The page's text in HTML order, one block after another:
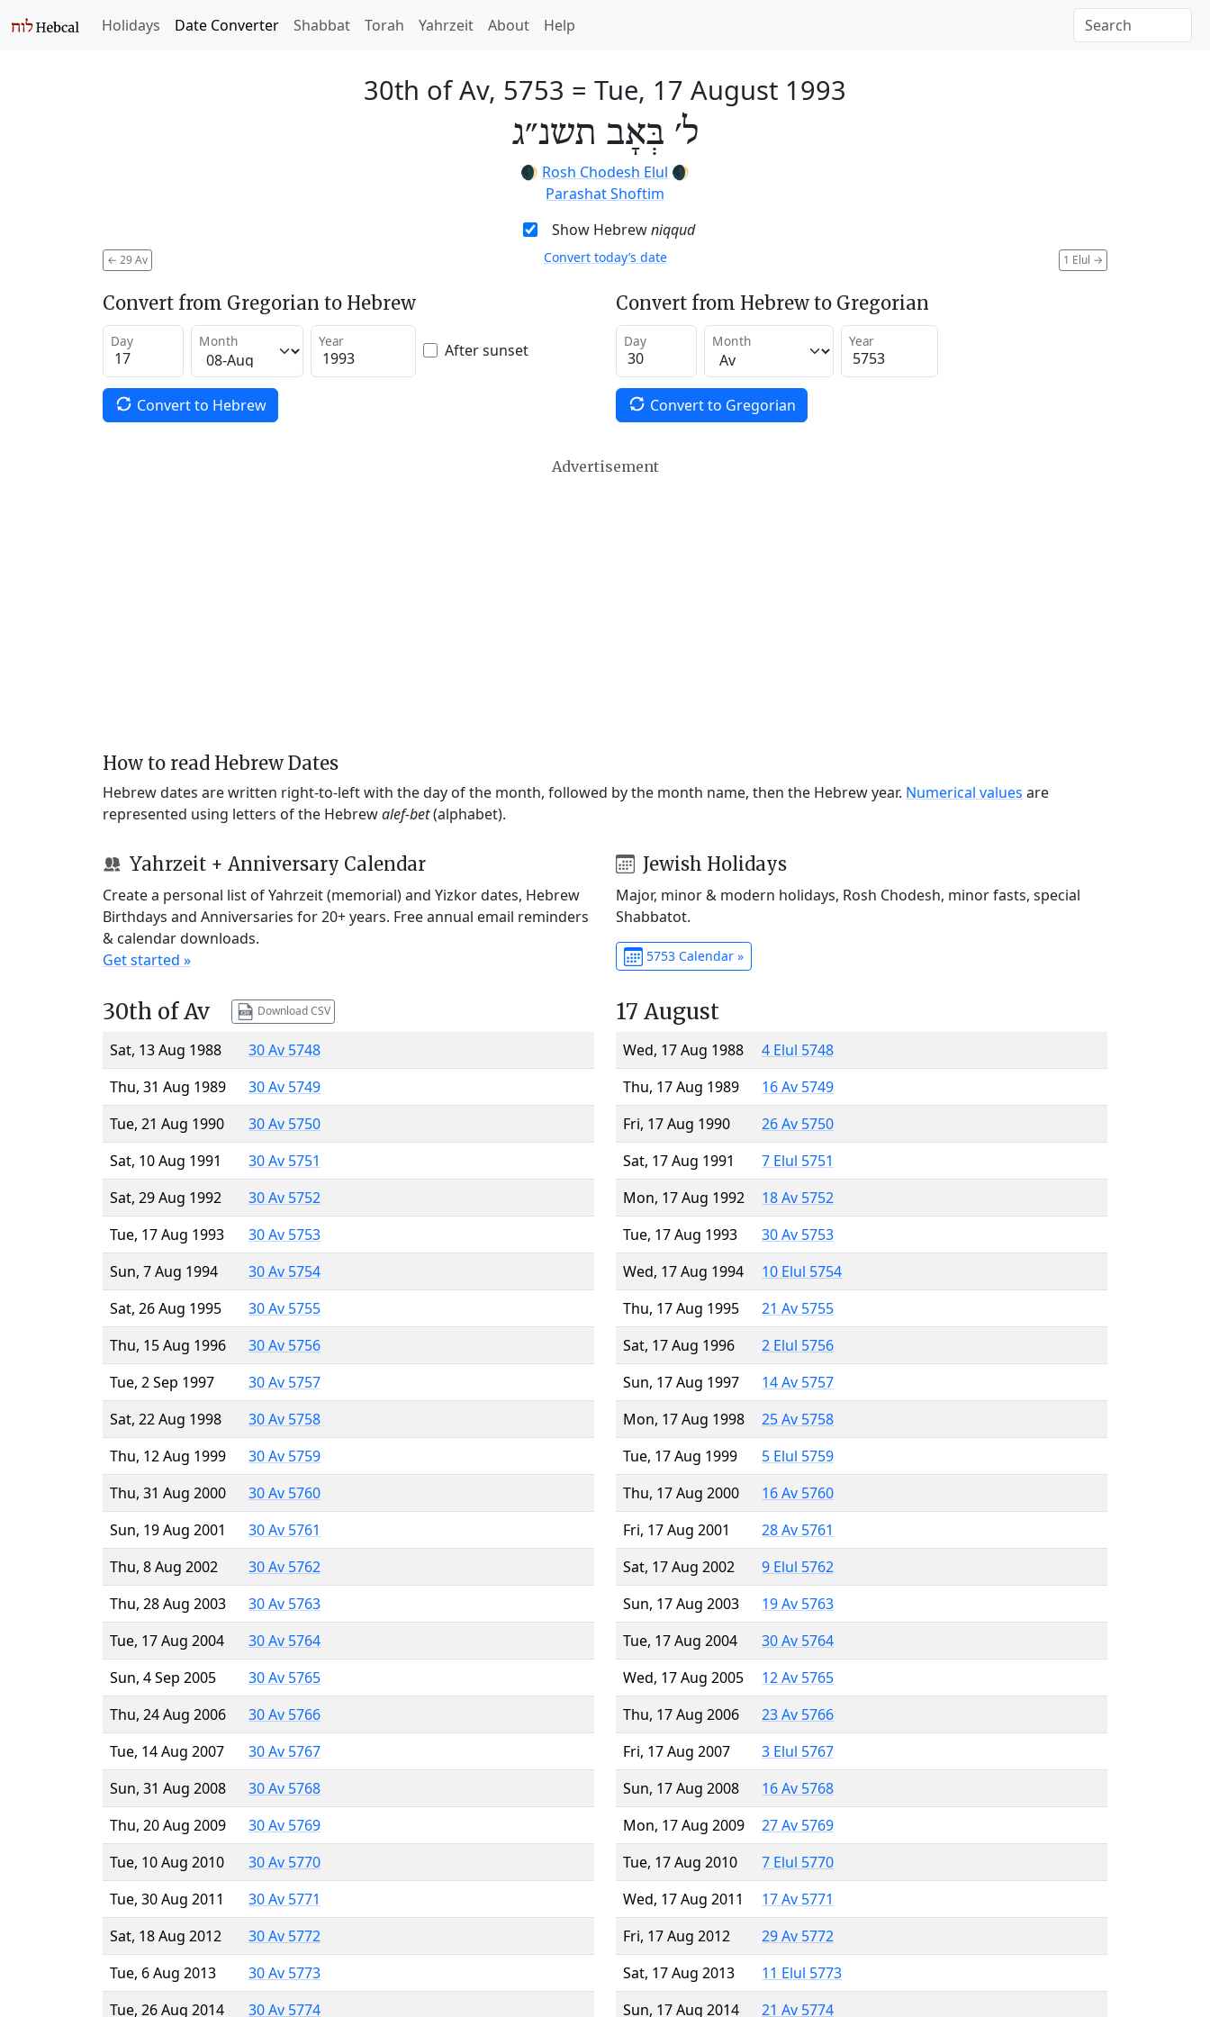
Holidays Date Converter Shabbat Torah Yahrzeit About Help
30th of Av, 5753 = Tue, 17 August 1993
ל׳ בְּאָב תשנ״ג
🌒 Rosh Chodesh Elul 🌒
Parashat Shoftim
Show Hebrewniqqud
← 29 Av 1 Elul →
Convert today’s date
Convert from Gregorian to Hebrew
Day Month Year After sunset
Convert to Hebrew
Convert from Hebrew to Gregorian
Day Month Year
Convert to Gregorian
Advertisement
How to read Hebrew Dates
Hebrew dates are written right-to-left with the day of the month, followed by the month name, then the Hebrew year. Numerical values are
represented using letters of the Hebrewalef-bet(alphabet).
Yahrzeit + Anniversary Calendar
Create a personal list of Yahrzeit (memorial) and Yizkor dates, Hebrew
Birthdays and Anniversaries for 20+ years. Free annual email reminders
& calendar downloads.
Get started »
Jewish Holidays
Major, minor & modern holidays, Rosh Chodesh, minor fasts, special
Shabbatot.
5753 Calendar »
30th of Av Download CSV
Sat, 13 Aug 1988
30 Av 5748
Thu, 31 Aug 1989
30 Av 5749
Tue, 21 Aug 1990
30 Av 5750
Sat, 10 Aug 1991
30 Av 5751
Sat, 29 Aug 1992
30 Av 5752
Tue, 17 Aug 1993
30 Av 5753
Sun, 7 Aug 1994
30 Av 5754
Sat, 26 Aug 1995
30 Av 5755
Thu, 15 Aug 1996
30 Av 5756
Tue, 2 Sep 1997
30 Av 5757
Sat, 22 Aug 1998
30 Av 5758
Thu, 12 Aug 1999
30 Av 5759
Thu, 31 Aug 2000
30 Av 5760
Sun, 19 Aug 2001
30 Av 5761
Thu, 8 Aug 2002
30 Av 5762
Thu, 28 Aug 2003
30 Av 5763
Tue, 17 Aug 2004
30 Av 5764
Sun, 4 Sep 2005
30 Av 5765
Thu, 24 Aug 2006
30 Av 5766
Tue, 14 Aug 2007
30 Av 5767
Sun, 31 Aug 2008
30 Av 5768
Thu, 20 Aug 2009
30 Av 5769
Tue, 10 Aug 2010
30 Av 5770
Tue, 30 Aug 2011
30 Av 5771
Sat, 18 Aug 2012
30 Av 5772
Tue, 6 Aug 2013
30 Av 5773
Tue, 26 Aug 2014
30 Av 5774
17 August
Wed, 17 Aug 1988
4 Elul 5748
Thu, 17 Aug 1989
16 Av 5749
Fri, 17 Aug 1990
26 Av 5750
Sat, 17 Aug 1991
7 Elul 5751
Mon, 17 Aug 1992
18 Av 5752
Tue, 17 Aug 1993
30 Av 5753
Wed, 17 Aug 1994
10 Elul 5754
Thu, 17 Aug 1995
21 Av 5755
Sat, 17 Aug 1996
2 Elul 5756
Sun, 17 Aug 1997
14 Av 5757
Mon, 17 Aug 1998
25 Av 5758
Tue, 17 Aug 1999
5 Elul 5759
Thu, 17 Aug 2000
16 Av 5760
Fri, 17 Aug 2001
28 Av 5761
Sat, 17 Aug 2002
9 Elul 5762
Sun, 17 Aug 2003
19 Av 5763
Tue, 17 Aug 2004
30 Av 5764
Wed, 17 Aug 2005
12 Av 5765
Thu, 17 Aug 2006
23 Av 5766
Fri, 17 Aug 2007
3 Elul 5767
Sun, 17 Aug 2008
16 Av 5768
Mon, 17 Aug 2009
27 Av 5769
Tue, 17 Aug 2010
7 Elul 5770
Wed, 17 Aug 2011
17 Av 5771
Fri, 17 Aug 2012
29 Av 5772
Sat, 17 Aug 2013
11 Elul 5773
Sun, 17 Aug 2014
21 Av 5774